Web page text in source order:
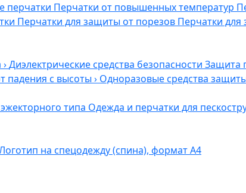
перчатки Перчатки от повышенных температур
Перчатки для защиты от порезов Перчатки для
›Диэлектрические средства безопасности Защита
падения с высоты › Одноразовые средства
типа Одежда и перчатки для
на спецодежду (спина), формат А4